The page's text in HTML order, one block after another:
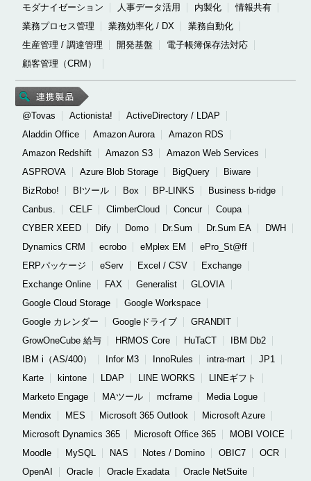
モダナイゼーション
人事データ活用 内製化
情報共有
業務プロセス管理
業務効率化 / DX
業務自動化
生産管理 / 調達管理
開発基盤
電子帳簿保存法対応
顧客管理（CRM）
@Tovas Actionista!
ActiveDirectory / LDAP
Aladdin Office
Amazon Aurora
Amazon RDS
Amazon Redshift
Amazon S3
Amazon Web Services
ASPROVA
Azure Blob Storage BigQuery
Biware
BizRobo!
BIツール Box BP-LINKS
Business b-ridge
Canbus.
CELF ClimberCloud Concur
Coupa
CYBER XEED
Dify Domo Dr.Sum Dr.Sum EA
DWH
Dynamics CRM
ecrobo eMplex EM
ePro_St@ff
ERPパッケージ
eServ Excel / CSV
Exchange
Exchange Online
FAX Generalist
GLOVIA
Google Cloud Storage
Google Workspace
Google カレンダー
Googleドライブ
GRANDIT
GrowOneCube 給与
HRMOS Core HuTaCT
IBM Db2
IBM i（AS/400）
Infor M3 InnoRules intra-mart
JP1
Karte
kintone LDAP LINE WORKS
LINEギフト
Marketo Engage
MAツール mcframe
Media Logue
Mendix
MES Microsoft 365 Outlook
Microsoft Azure
Microsoft Dynamics 365
Microsoft Office 365
MOBI VOICE
Moodle
MySQL NAS Notes / Domino OBIC7
OCR
OpenAI
Oracle Oracle Exadata
Oracle NetSuite